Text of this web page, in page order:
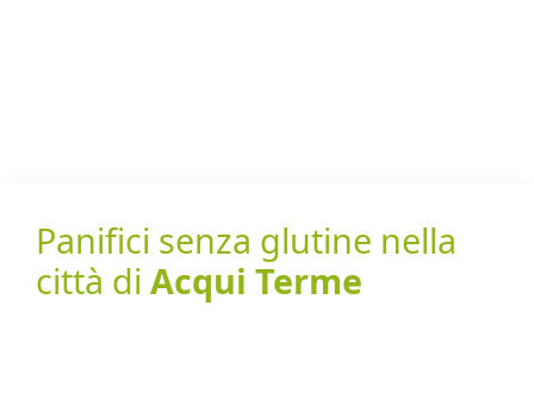
Panifici senza glutine nella
città di Acqui Terme